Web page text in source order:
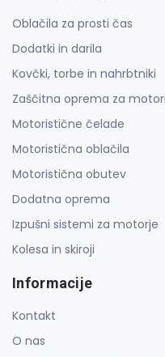
Oblačila za prosti čas
Dodatki in darila
Kovčki, torbe in nahrbtniki
Zaščitna oprema za
Motoristične čelade
Motoristična oblačila
Motoristična obutev
Dodatna oprema
Izpušni sistemi za motorje
Kolesa in skiroji
Informacije
Kontakt
O nas